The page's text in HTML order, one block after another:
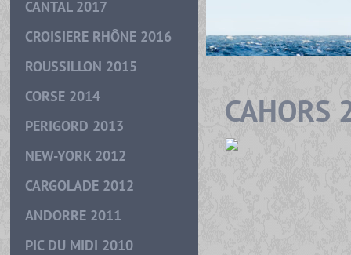
CANTAL 2017
CROISIERE RHÔNE 2016
ROUSSILLON 2015
CORSE 2014
PERIGORD 2013
NEW-YORK 2012
CARGOLADE 2012
ANDORRE 2011
PIC DU MIDI 2010
CAHORS